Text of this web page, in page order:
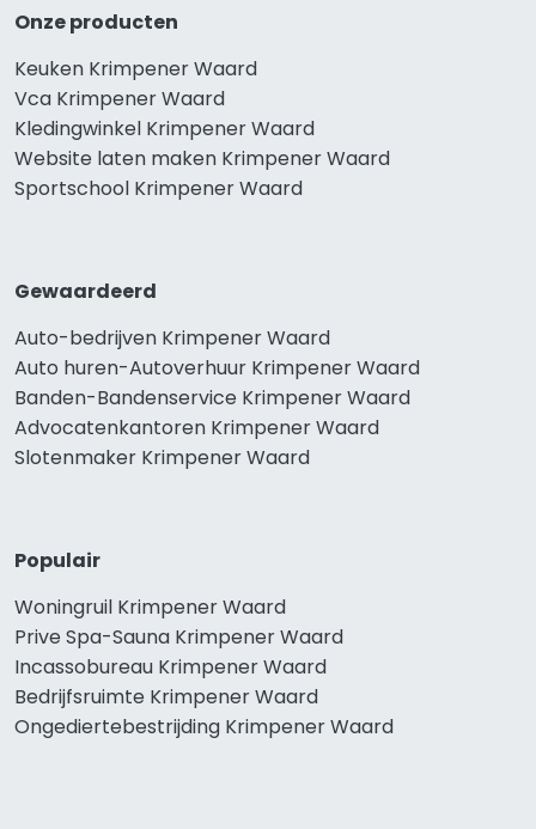
Onze producten
Keuken Krimpener Waard
Vca Krimpener Waard
Kledingwinkel Krimpener Waard
Website laten maken Krimpener Waard
Sportschool Krimpener Waard
Gewaardeerd
Auto-bedrijven Krimpener Waard
Auto huren-Autoverhuur Krimpener Waard
Banden-Bandenservice Krimpener Waard
Advocatenkantoren Krimpener Waard
Slotenmaker Krimpener Waard
Populair
Woningruil Krimpener Waard
Prive Spa-Sauna Krimpener Waard
Incassobureau Krimpener Waard
Bedrijfsruimte Krimpener Waard
Ongediertebestrijding Krimpener Waard